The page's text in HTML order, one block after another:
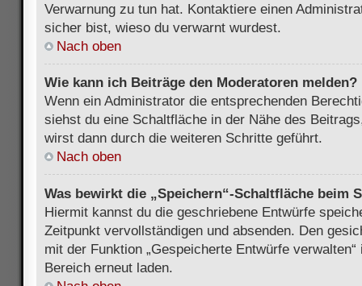
Verwarnung zu tun hat. Kontaktiere einen
sicher bist, wieso du verwarnt wurdest.
Nach oben
Wie kann ich Beiträge den Moderatoren melden?
Wenn ein Administrator die entsprechenden
siehst du eine Schaltfläche in der Nähe des
wirst dann durch die weiteren Schritte geführt.
Nach oben
Was bewirkt die „Speichern“-Schaltfläche beim
Hiermit kannst du die geschriebene Entwürfe
Zeitpunkt vervollständigen und absenden. Den
mit der Funktion „Gespeicherte Entwürfe
Bereich erneut laden.